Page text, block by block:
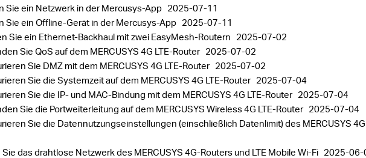
Sie ein Netzwerk in der Mercusys-App 2025-07-11
Sie ein Offline-Gerät in der Mercusys-App 2025-07-11
Sie ein Ethernet-Backhaul mit zwei EasyMesh-Routern 2025-07-02
Sie QoS auf dem MERCUSYS 4G LTE-Router 2025-07-02
Sie DMZ mit dem MERCUSYS 4G LTE-Router 2025-07-02
Sie die Systemzeit auf dem MERCUSYS 4G LTE-Router 2025-07-04
Sie die IP- und MAC-Bindung mit dem MERCUSYS 4G LTE-Router 2025-07-04
Sie die Portweiterleitung auf dem MERCUSYS Wireless 4G LTE-Router 2025-07-04
Sie die Datennutzungseinstellungen (einschließlich Datenlimit) des MERCUSYS
das drahtlose Netzwerk des MERCUSYS 4G-Routers und LTE Mobile Wi-Fi 2025-06-